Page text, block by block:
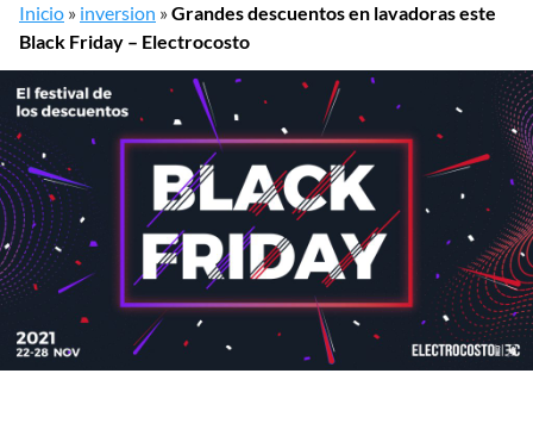
Inicio » inversion »Grandes descuentos en lavadoras este
Black Friday – Electrocosto